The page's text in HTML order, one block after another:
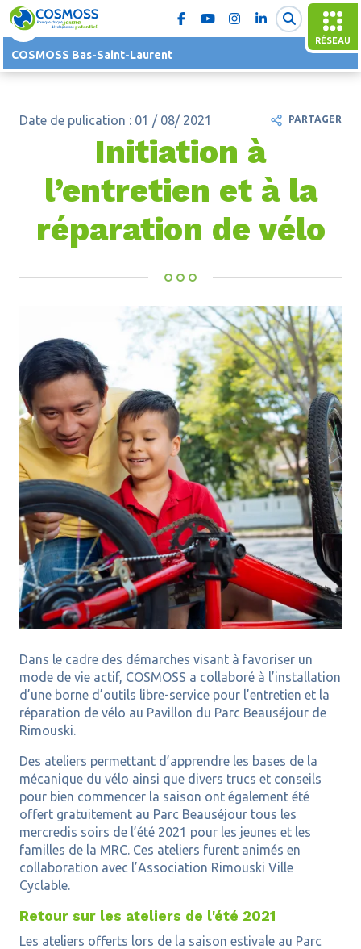
RÉSEAU
COSMOSS Bas-Saint-Laurent
Date de pulication : 01 / 08/ 2021
Initiation à
l’entretien et à la
réparation de vélo
Dans le cadre des démarches visant à favoriser un
mode de vie actif, COSMOSS a collaboré à l’installation
d’une borne d’outils libre-service pour l’entretien et la
réparation de vélo au Pavillon du Parc Beauséjour de
Rimouski.
Des ateliers permettant d’apprendre les bases de la
mécanique du vélo ainsi que divers trucs et conseils
pour bien commencer la saison ont également été
offert gratuitement au Parc Beauséjour tous les
mercredis soirs de l’été 2021 pour les jeunes et les
familles de la MRC. Ces ateliers furent animés en
collaboration avec l’Association Rimouski Ville
Cyclable.
Retour sur les ateliers de l'été 2021
Les ateliers offerts lors de la saison estivale au Parc
PARTAGER